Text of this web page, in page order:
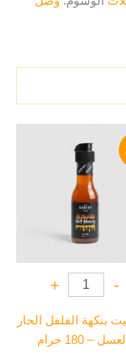
-
+
بنكهة الفلفل الحار
– 180 جرام
الأصلي